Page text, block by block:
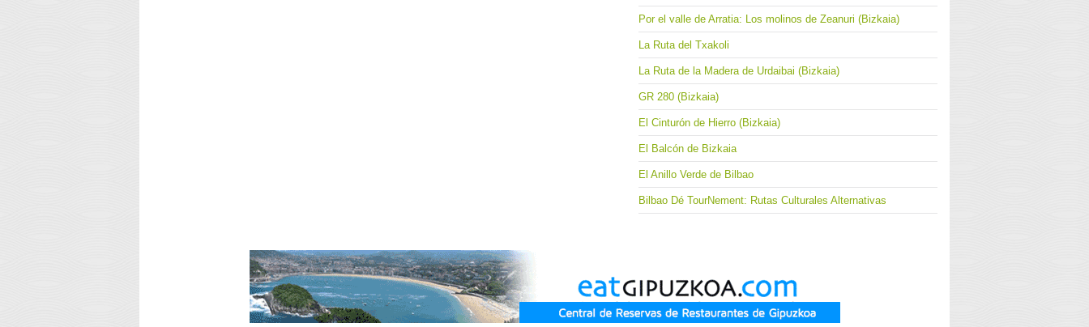
Por el valle de Arratia: Los molinos de Zeanuri (Bizkaia)
La Ruta del Txakoli
La Ruta de la Madera de Urdaibai (Bizkaia)
GR 280 (Bizkaia)
El Cinturón de Hierro (Bizkaia)
El Balcón de Bizkaia
El Anillo Verde de Bilbao
Bilbao Dé TourNement: Rutas Culturales Alternativas